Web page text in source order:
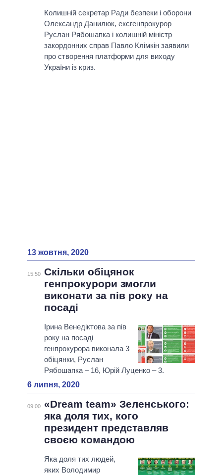
Колишній секретар Ради безпеки і оборони
Олександр Данилюк, ексгенпрокурор
Руслан Рябошапка і колишній міністр
закордонних справ Павло Клімкін заявили
про створення платформи для виходу
України із криз.
13 жовтня, 2020
15:50 Скільки обіцянок
генпрокурори змогли
виконати за пів року на
посаді
Ірина Венедіктова за пів
року на посаді
генпрокурора виконала 3
обіцянки, Руслан
Рябошапка – 16, Юрій Луценко – 3.
6 липня, 2020
09:00
«Dream team» Зеленського:
яка доля тих, кого
президент представляв
своєю командою
Яка доля тих людей,
яких Володимир